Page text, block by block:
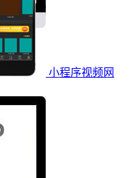
小程序视频网